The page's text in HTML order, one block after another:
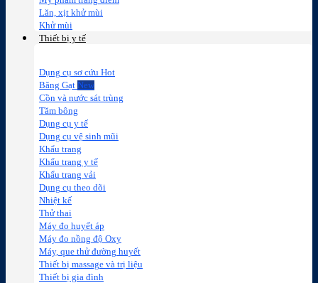
Lăn, xịt khử mùi
Khử mùi
Thiết bị y tế
Dụng cụ sơ cứu
Băng Gạt
Cồn và nước sát trùng
Tăm bông
Dụng cụ y tế
Dụng cụ vệ sinh mũi
Khẩu trang
Khẩu trang y tế
Khẩu trang vải
Dụng cụ theo dõi
Nhiệt kế
Thử thai
Máy đo huyết áp
Máy đo nồng độ Oxy
Máy, que thử đường huyết
Thiết bị massage và trị liệu
Thiết bị gia đình